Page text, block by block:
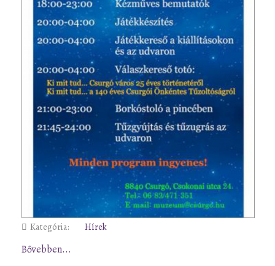
Kategória: Hírek
Bővebben...